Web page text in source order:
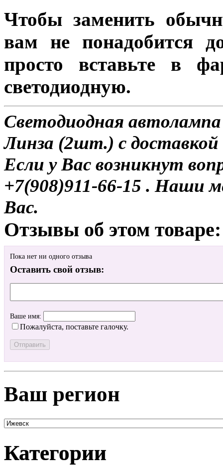
Чтобы заменить
вам не понадобится
просто вставьте в
светодиодную.
Светодиодная
Линза (2шт.) с
Если у Вас возникнут
+7(908)911-66-15 . Наши
Вас.
Отзывы об этом товаре:
Пока нет ни одного отзыва
Оставить свой отзыв:
Ваше имя:
Пожалуйста, поставьте галочку.
Ваш регион
Категории